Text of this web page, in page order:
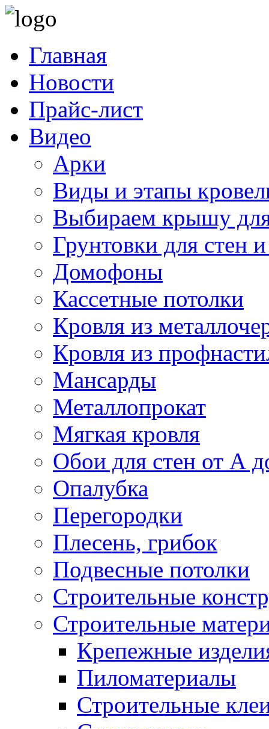
Главная
Новости
Прайс-лист
Видео
Арки
Виды и этапы
Выбираем крышу
Грунтовки для стен
Домофоны
Кассетные потолки
Кровля из
Кровля из
Мансарды
Металлопрокат
Мягкая кровля
Обои для стен от А
Опалубка
Перегородки
Плесень, грибок
Подвесные потолки
Строительные
Строительные
Крепежные
Пиломатериалы
Строительные